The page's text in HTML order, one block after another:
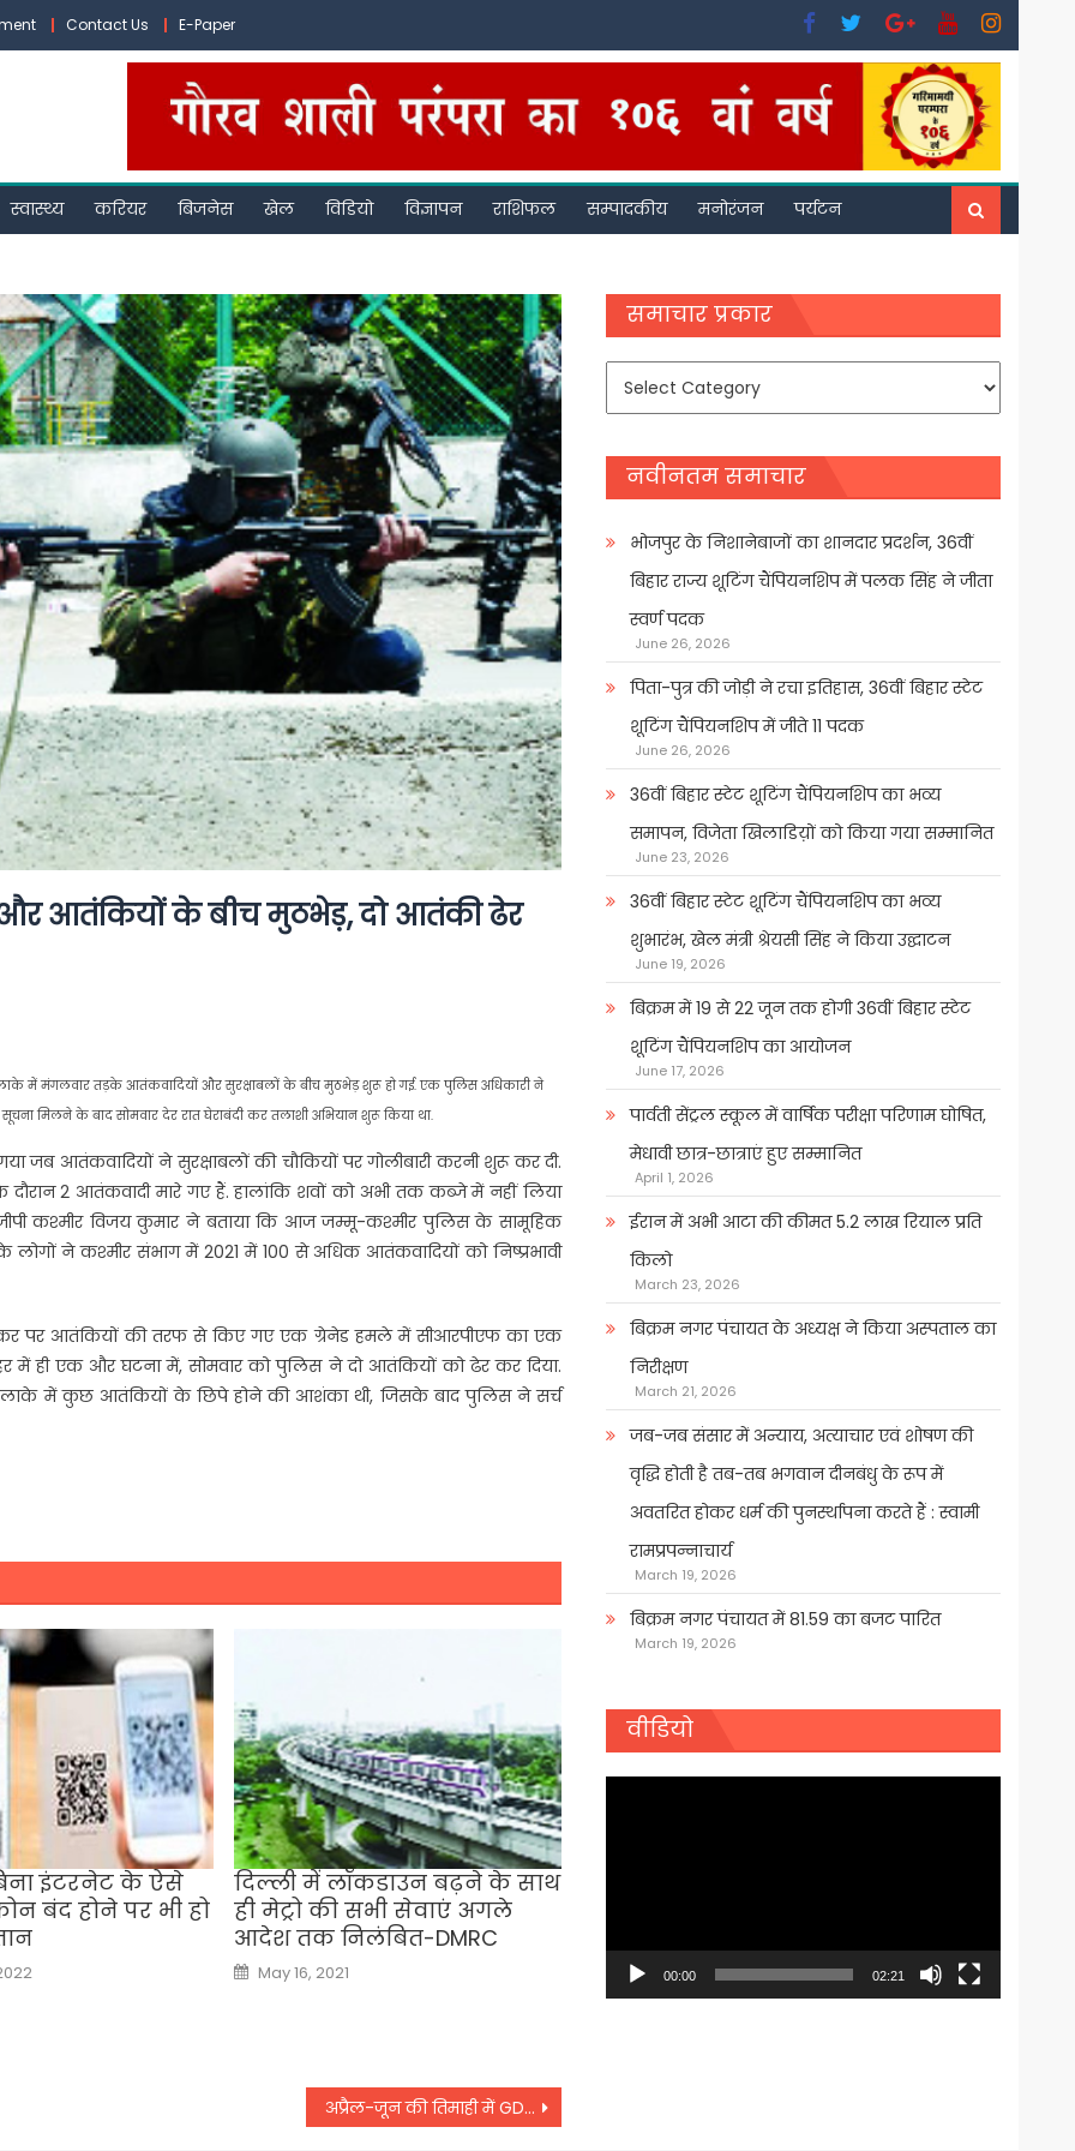
Contact Us E-Paper
स्वास्थ्य करियर बिजनेस खेल विडियो विज्ञापन राशिफल सम्पादकीय मनोरंजन पर्यटन
और आतंकियों के बीच मुठभेड़, दो आतंकी ढेर
में मंगलवार तड़के आतंकवादियों और सुरक्षाबलों के बीच मुठभेड़ शुरू हो गई. एक पुलिस अधिकारी ने
मिलने के बाद सोमवार देर रात घेराबंदी कर तलाशी अभियान शुरू किया था.
आतंकवादियों ने सुरक्षाबलों की चौकियों पर गोलीबारी करनी शुरू कर दी.
2 आतंकवादी मारे गए हैं. हालांकि शवों को अभी तक कब्जे में नहीं लिया
कश्मीर विजय कुमार ने बताया कि आज जम्मू-कश्मीर पुलिस के सामूहिक
ने कश्मीर संभाग में 2021 में 100 से अधिक आतंकवादियों को निष्प्रभावी
पर आतंकियों की तरफ से किए गए एक ग्रेनेड हमले में सीआरपीएफ का एक
में ही एक और घटना में, सोमवार को पुलिस ने दो आतंकियों को ढेर कर दिया.
में कुछ आतंकियों के छिपे होने की आशंका थी, जिसके बाद पुलिस ने सर्च
इंटरनेट के ऐसे
बंद होने पर भी हो
दिल्ली में लॉकडाउन बढ़ने के साथ
ही मेट्रो की सभी सेवाएं अगले
आदेश तक निलंबित-DMRC
Posted
on
May 16, 2021
अप्रैल-जून की तिमाही में GDP की वृद्धि दर 18.5% रहने का अनुमान: SBI रिपोर्ट
समाचार प्रकार
समाचार
नवीनतम समाचार
भोजपुर के निशानेबाजों का शानदार प्रदर्शन, 36वीं
बिहार राज्य शूटिंग चैंपियनशिप में पलक सिंह ने जीता
स्वर्ण पदक
June 26, 2026
पिता-पुत्र की जोड़ी ने रचा इतिहास, 36वीं बिहार स्टेट
शूटिंग चैंपियनशिप में जीते 11 पदक
June 26, 2026
36वीं बिहार स्टेट शूटिंग चैंपियनशिप का भव्य
समापन, विजेता खिलाडिय़ों को किया गया सम्मानित
June 23, 2026
36वीं बिहार स्टेट शूटिंग चैंपियनशिप का भव्य
शुभारंभ, खेल मंत्री श्रेयसी सिंह ने किया उद्घाटन
June 19, 2026
बिक्रम में 19 से 22 जून तक होगी 36वीं बिहार स्टेट
शूटिंग चैंपियनशिप का आयोजन
June 17, 2026
पार्वती सेंट्रल स्कूल में वार्षिक परीक्षा परिणाम घोषित,
मेधावी छात्र-छात्राएं हुए सम्मानित
April 1, 2026
ईरान में अभी आटा की कीमत 5.2 लाख रियाल प्रति
किलो
March 23, 2026
बिक्रम नगर पंचायत के अध्यक्ष ने किया अस्पताल का
निरीक्षण
March 21, 2026
जब-जब संसार में अन्याय, अत्याचार एवं शोषण की
वृद्धि होती है तब-तब भगवान दीनबंधु के रूप में
अवतरित होकर धर्म की पुनर्स्थापना करते हैं : स्वामी
रामप्रपन्नाचार्य
March 19, 2026
बिक्रम नगर पंचायत में 81.59 का बजट पारित
March 19, 2026
वीडियो
00:00 02:21